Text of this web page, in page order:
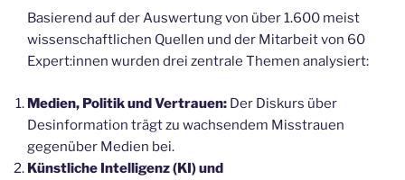
Basierend auf der Auswertung von über 1.600 meist
wissenschaftlichen Quellen und der Mitarbeit von 60
Expert:innen wurden drei zentrale Themen analysiert:
Medien, Politik und Vertrauen: Der Diskurs über
Desinformation trägt zu wachsendem Misstrauen
gegenüber Medien bei.
Künstliche Intelligenz (KI) und